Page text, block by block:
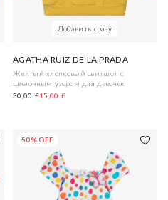
Добавить сразу
AGATHA RUIZ DE LA PRADA
Желтый хлопковый свитшот с
цветочным узором для девочек
30,00 £15,00 £
50% OFF